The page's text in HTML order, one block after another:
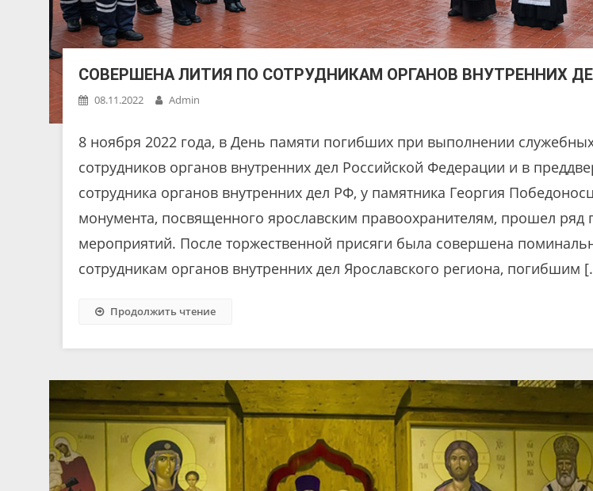
СОВЕРШЕНА ЛИТИЯ ПО СОТРУДНИКАМ ОРГАНОВ ВНУТРЕННИХ
08.11.2022 Admin
8 ноября 2022 года, в День памяти погибших при выполнении
сотрудников органов внутренних дел Российской Федерации и в
сотрудника органов внутренних дел РФ, у памятника Георгия
монумента, посвященного ярославским правоохранителям, прошел ряд
мероприятий. После торжественной присяги была совершена
сотрудникам органов внутренних дел Ярославского региона, погибшим
Продолжить чтение